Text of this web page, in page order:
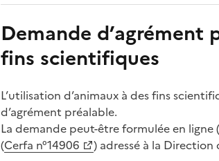
Demande d’agrément
fins scientifiques
L’utilisation d’animaux à des fins
d’agrément préalable.
La demande peut-être formulée en ligne (
(Cerfa n°14906
) adressé à la